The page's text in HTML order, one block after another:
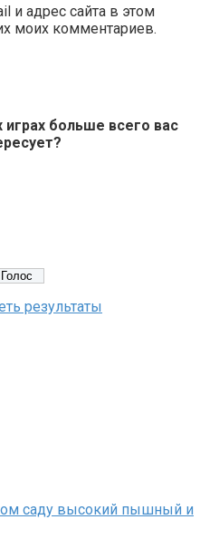
и адрес сайта в этом
моих комментариев.
больше всего вас
результаты
саду высокий пышный и